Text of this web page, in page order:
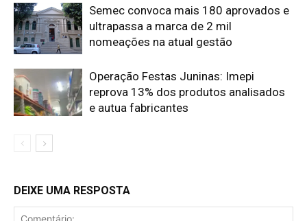
Semec convoca mais 180 aprovados e
ultrapassa a marca de 2 mil
nomeações na atual gestão
Operação Festas Juninas: Imepi
reprova 13% dos produtos analisados
e autua fabricantes
DEIXE UMA RESPOSTA